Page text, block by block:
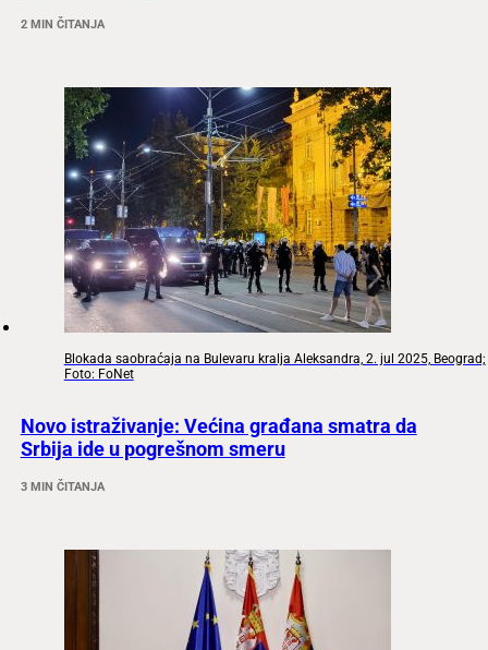
2 MIN ČITANJA
Blokada saobraćaja na Bulevaru kralja Aleksandra, 2. jul 2025, Beograd;
Foto: FoNet
Novo istraživanje: Većina građana smatra da
Srbija ide u pogrešnom smeru
3 MIN ČITANJA